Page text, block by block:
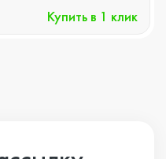
Купить в 1 клик